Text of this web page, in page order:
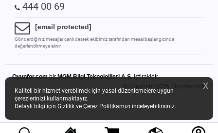
X
Kaliteli bir hizmet verebilmek için yasal düzenlemelere uygun
çerezlerinizi kullanmaktayız.
Detaylı bilgi için Gizlilik ve Çerez Politikamızı inceleyebilirsiniz.
444 00 69
[email protected]
Gönderdiğiniz mesajlar canlı destek ekibimiz tarafından mesai başlangıcında
değerlendirmeye alınır
Oyunfor.combirMGM Bilgi Teknolojileri A.Ş.iştirakidir.
© Copyright 2026.
Oyunfor.com